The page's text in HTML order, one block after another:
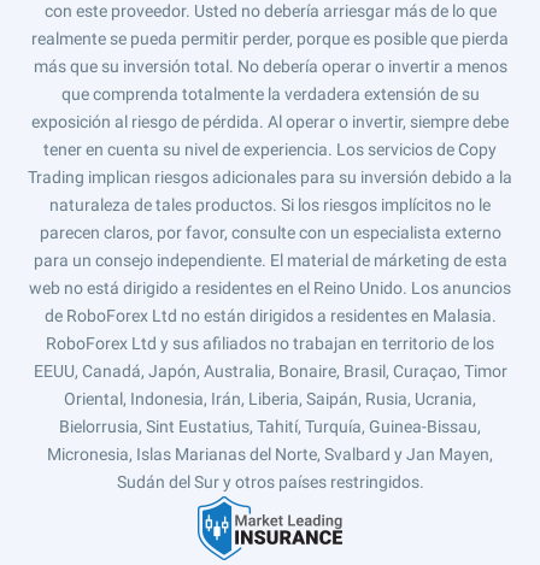
con este proveedor. Usted no debería arriesgar más de lo que
realmente se pueda permitir perder, porque es posible que pierda
más que su inversión total. No debería operar o invertir a menos
que comprenda totalmente la verdadera extensión de su
exposición al riesgo de pérdida. Al operar o invertir, siempre debe
tener en cuenta su nivel de experiencia. Los servicios de Copy
Trading implican riesgos adicionales para su inversión debido a la
naturaleza de tales productos. Si los riesgos implícitos no le
parecen claros, por favor, consulte con un especialista externo
para un consejo independiente. El material de márketing de esta
web no está dirigido a residentes en el Reino Unido. Los anuncios
de RoboForex Ltd no están dirigidos a residentes en Malasia.
RoboForex Ltd y sus afiliados no trabajan en territorio de los
EEUU, Canadá, Japón, Australia, Bonaire, Brasil, Curaçao, Timor
Oriental, Indonesia, Irán, Liberia, Saipán, Rusia, Ucrania,
Bielorrusia, Sint Eustatius, Tahití, Turquía, Guinea-Bissau,
Micronesia, Islas Marianas del Norte, Svalbard y Jan Mayen,
Sudán del Sur y otros países restringidos.